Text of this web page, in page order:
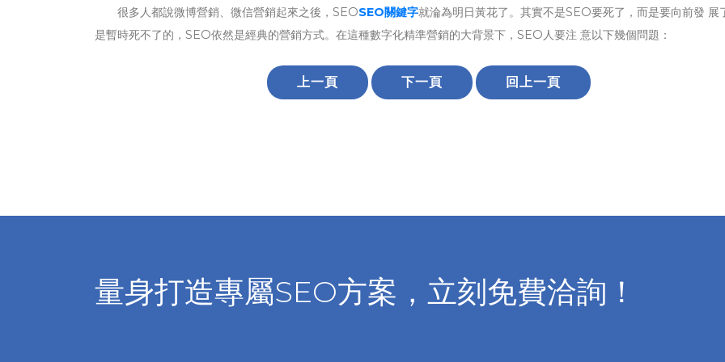
很多人都說微博營銷、微信營銷起來之後，SEOSEO關鍵字就淪為明日黃花了。其實不是SEO要死了，而是要向前發 展
是暫時死不了的，SEO依然是經典的營銷方式。在這種數字化精準營銷的大背景下，SEO人要注 意以下幾個問題：
上一頁 下一頁 回上一頁
量身打造專屬SEO方案，立刻免費洽詢！